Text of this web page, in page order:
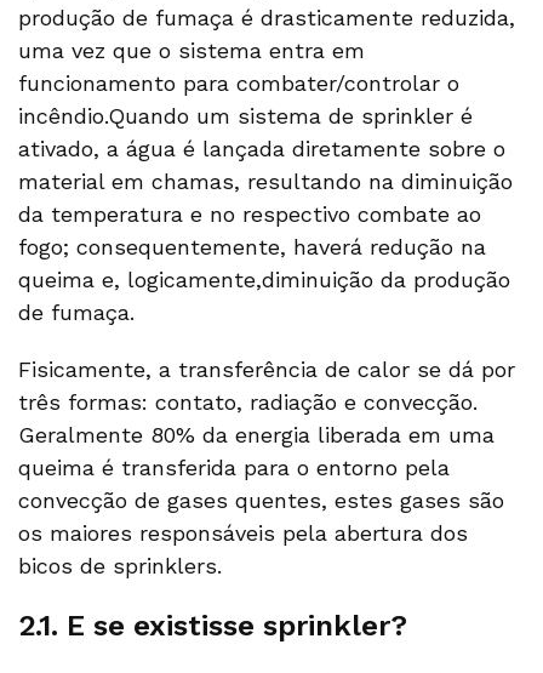
produção de fumaça é drasticamente reduzida,
uma vez que o sistema entra em
funcionamento para combater/controlar o
incêndio.Quando um sistema de sprinkler é
ativado, a água é lançada diretamente sobre o
material em chamas, resultando na diminuição
da temperatura e no respectivo combate ao
fogo; consequentemente, haverá redução na
queima e, logicamente,diminuição da produção
de fumaça.
Fisicamente, a transferência de calor se dá por
três formas: contato, radiação e convecção.
Geralmente 80% da energia liberada em uma
queima é transferida para o entorno pela
convecção de gases quentes, estes gases são
os maiores responsáveis pela abertura dos
bicos de sprinklers.
2.1. E se existisse sprinkler?